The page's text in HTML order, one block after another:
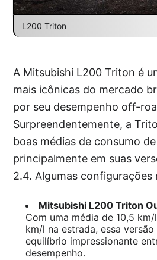
L200 Triton
A Mitsubishi L200 Triton é
mais icônicas do mercado
por seu desempenho off-
Surpreendentemente, a
boas médias de consumo
principalmente em suas
2.4. Algumas configurações
Mitsubishi L200 Triton
Com uma média de 10,5
km/l na estrada, essa
equilíbrio impressionante
desempenho.